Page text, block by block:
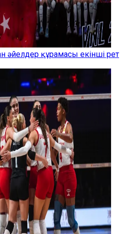
әйелдер құрамасы екінші рет